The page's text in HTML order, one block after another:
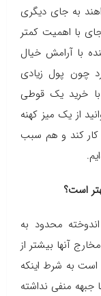
به جای دیگری
با اهمیت کمتر
با آرامش خیال
چون پول زیادی
خرید یک قوطی
از یک میز کهنه
کار کند و هم سبب
است؟
اندوخته محدود به
آنها بیشتر از
به شرط اینکه
جبهه منفی نداشته